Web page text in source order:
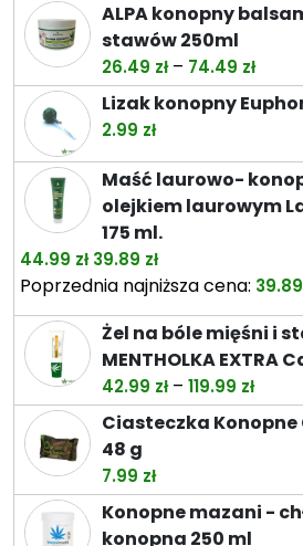
ALPA konopny
stawów 250ml
26.49 zł – 74.49 złZakres
cen:
od
do
74.49
Lizak konopny
2.99 zł
Maść laurowo-
olejkiem laurowym
175 ml.
44.99 zł Pierwotna
cena
wynosiła:
44.99 zł.
39.89 złAktualna
cena
wynosi:
39.89 zł.
Poprzednia najniższa cena: 39.89
Żel na bóle mięśni i
MENTHOLKA EXTRA
42.99 zł – 119.99 złZakres
cen:
od
do
119.99
Ciasteczka Konopne
48 g
7.99 zł
Konopne mazani -
konopna 250 ml